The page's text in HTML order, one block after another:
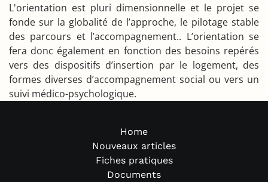
L'orientation est pluri dimensionnelle et le projet se
fonde sur la globalité de l’approche, le pilotage stable
des parcours et l’accompagnement.. L’orientation se
fera donc également en fonction des besoins repérés
vers des dispositifs d’insertion par le logement, des
formes diverses d’accompagnement social ou vers un
suivi médico-psychologique.
Home
Nouveaux articles
Fiches pratiques
Documents